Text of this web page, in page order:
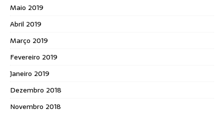
Maio 2019
Abril 2019
Março 2019
Fevereiro 2019
Janeiro 2019
Dezembro 2018
Novembro 2018